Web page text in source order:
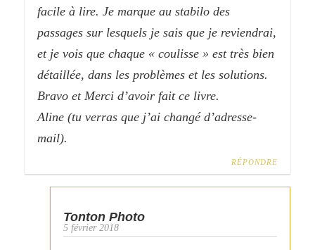
facile à lire. Je marque au stabilo des
passages sur lesquels je sais que je reviendrai,
et je vois que chaque « coulisse » est très bien
détaillée, dans les problèmes et les solutions.
Bravo et Merci d’avoir fait ce livre.
Aline (tu verras que j’ai changé d’adresse-
mail).
RÉPONDRE
Tonton Photo
5 février 2018